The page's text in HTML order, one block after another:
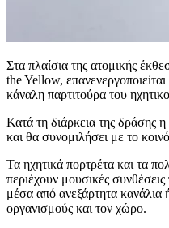
Στα πλαίσια της ατομικής
the Yellow, επανενεργοποιείται
κάναλη παρτιτούρα του
Κατά τη διάρκεια της δράσης η
και θα συνομιλήσει με το
Τα ηχητικά πορτρέτα και τα
περιέχουν μουσικές
μέσα από ανεξάρτητα κανάλια
οργανισμούς και τον χώρο.